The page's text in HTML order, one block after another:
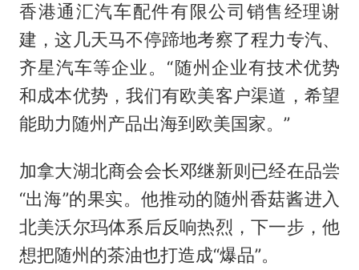
香港通汇汽车配件有限公司销售经理谢
建，这几天马不停蹄地考察了程力专汽、
齐星汽车等企业。“随州企业有技术优势
和成本优势，我们有欧美客户渠道，希望
能助力随州产品出海到欧美国家。”
加拿大湖北商会会长邓继新则已经在品尝
“出海”的果实。他推动的随州香菇酱进入
北美沃尔玛体系后反响热烈，下一步，他
想把随州的茶油也打造成“爆品”。